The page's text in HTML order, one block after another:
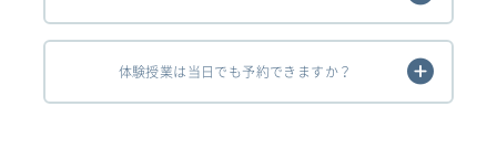
体験授業は当日でも予約できますか？